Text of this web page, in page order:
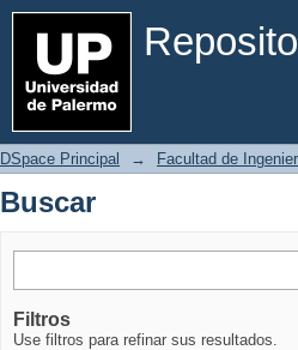
Buscar
DSpace Principal → Facultad de
Buscar
Filtros
Use filtros para refinar sus resultados.